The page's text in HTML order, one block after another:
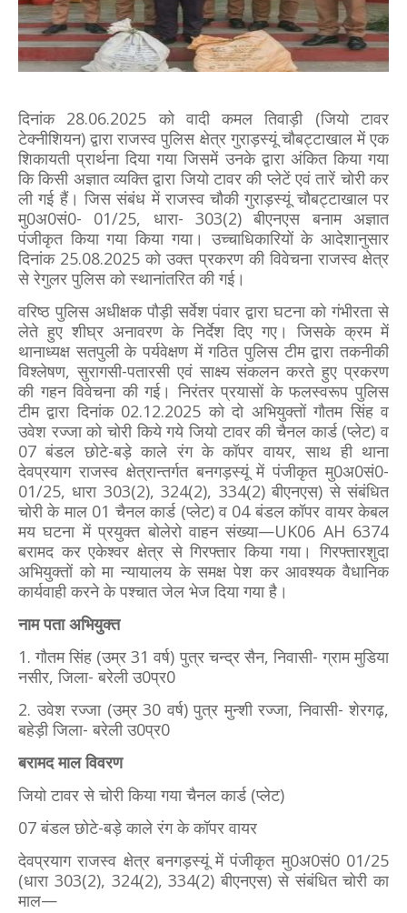
दिनांक 28.06.2025 को वादी कमल तिवाड़ी (जियो टावर
टेक्नीशियन) द्वारा राजस्व पुलिस क्षेत्र गुराड़स्यूं चौबट्टाखाल में एक
शिकायती प्रार्थना दिया गया जिसमें उनके द्वारा अंकित किया गया
कि किसी अज्ञात व्यक्ति द्वारा जियो टावर की प्लेटें एवं तारें चोरी कर
ली गई हैं। जिस संबंध में राजस्व चौकी गुराड़स्यूं चौबट्टाखाल पर
मु0अ0सं0- 01/25, धारा- 303(2) बीएनएस बनाम अज्ञात
पंजीकृत किया गया किया गया। उच्चाधिकारियों के आदेशानुसार
दिनांक 25.08.2025 को उक्त प्रकरण की विवेचना राजस्व क्षेत्र
से रेगुलर पुलिस को स्थानांतरित की गई।
वरिष्ठ पुलिस अधीक्षक पौड़ी सर्वेश पंवार द्वारा घटना को गंभीरता से
लेते हुए शीघ्र अनावरण के निर्देश दिए गए। जिसके क्रम में
थानाध्यक्ष सतपुली के पर्यवेक्षण में गठित पुलिस टीम द्वारा तकनीकी
विश्लेषण, सुरागसी-पतारसी एवं साक्ष्य संकलन करते हुए प्रकरण
की गहन विवेचना की गई। निरंतर प्रयासों के फलस्वरूप पुलिस
टीम द्वारा दिनांक 02.12.2025 को दो अभियुक्तों गौतम सिंह व
उवेश रज्जा को चोरी किये गये जियो टावर की चैनल कार्ड (प्लेट) व
07 बंडल छोटे-बड़े काले रंग के कॉपर वायर, साथ ही थाना
देवप्रयाग राजस्व क्षेत्रान्तर्गत बनगड़स्यूं में पंजीकृत मु0अ0सं0-
01/25, धारा 303(2), 324(2), 334(2) बीएनएस) से संबंधित
चोरी के माल 01 चैनल कार्ड (प्लेट) व 04 बंडल कॉपर वायर केबल
मय घटना में प्रयुक्त बोलेरो वाहन संख्या—UK06 AH 6374
बरामद कर एकेश्वर क्षेत्र से गिरफ्तार किया गया। गिरफ्तारशुदा
अभियुक्तों को मा न्यायालय के समक्ष पेश कर आवश्यक वैधानिक
कार्यवाही करने के पश्चात जेल भेज दिया गया है।
नाम पता अभियुक्त
1. गौतम सिंह (उम्र 31 वर्ष) पुत्र चन्द्र सैन, निवासी- ग्राम मुडिया
नसीर, जिला- बरेली उ0प्र0
2. उवेश रज्जा (उम्र 30 वर्ष) पुत्र मुन्शी रज्जा, निवासी- शेरगढ़,
बहेड़ी जिला- बरेली उ0प्र0
बरामद माल विवरण
जियो टावर से चोरी किया गया चैनल कार्ड (प्लेट)
07 बंडल छोटे-बड़े काले रंग के कॉपर वायर
देवप्रयाग राजस्व क्षेत्र बनगड़स्यूं में पंजीकृत मु0अ0सं0 01/25
(धारा 303(2), 324(2), 334(2) बीएनएस) से संबंधित चोरी का
माल—